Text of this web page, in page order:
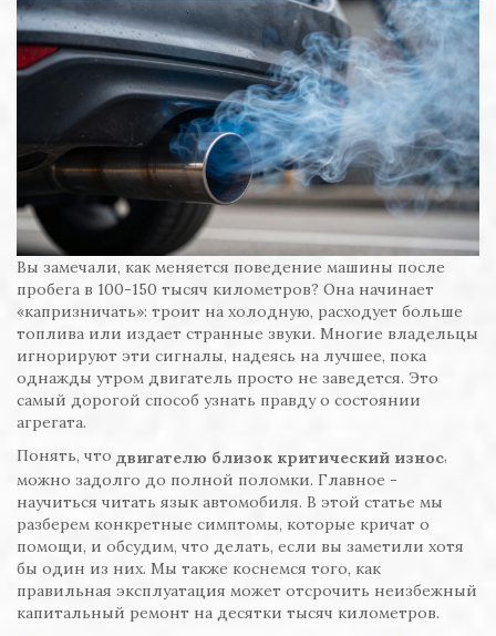
Вы замечали, как меняется поведение машины после
пробега в 100-150 тысяч километров? Она начинает
«капризничать»: троит на холодную, расходует больше
топлива или издает странные звуки. Многие владельцы
игнорируют эти сигналы, надеясь на лучшее, пока
однажды утром двигатель просто не заведется. Это
самый дорогой способ узнать правду о состоянии
агрегата.
Понять, что двигателю близок критический износ,
можно задолго до полной поломки. Главное -
научиться читать язык автомобиля. В этой статье мы
разберем конкретные симптомы, которые кричат о
помощи, и обсудим, что делать, если вы заметили хотя
бы один из них. Мы также коснемся того, как
правильная эксплуатация может отсрочить неизбежный
капитальный ремонт на десятки тысяч километров.